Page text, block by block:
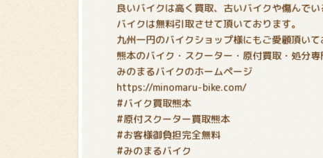
良いバイクは高く買取、古いバイクや傷んで
バイクは無料引取させて頂いております。
九州一円のバイクショップ様にもご愛顧頂いて
熊本のバイク・スクーター・原付買取・処分専
みのまるバイクのホームページ
https://minomaru-bike.com/
#バイク買取熊本
#原付スクーター買取熊本
#お客様御負担完全無料
#みのまるバイク